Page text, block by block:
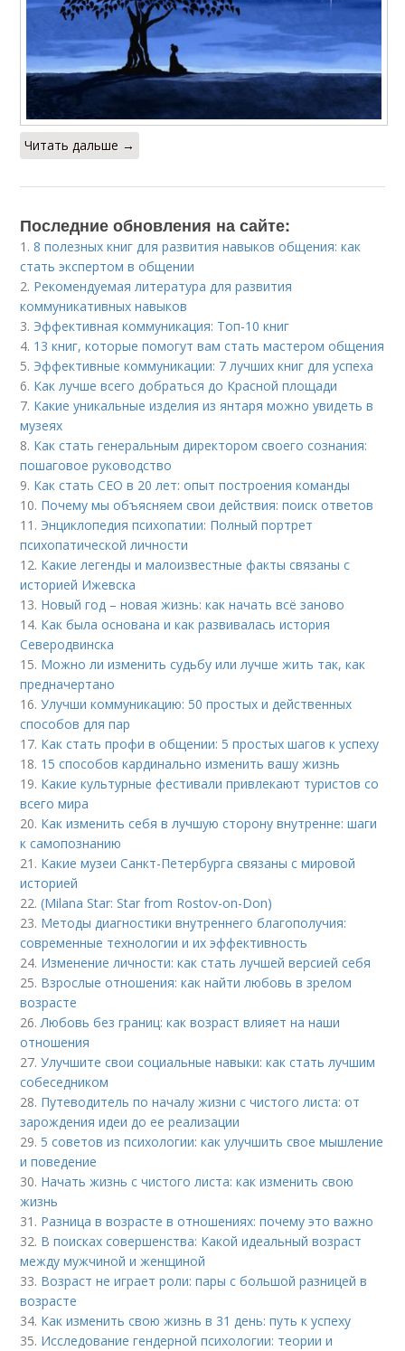
Читать дальше →
Последние обновления на сайте:
1.8 полезных книг для развития навыков общения: как
стать экспертом в общении
2. Рекомендуемая литература для развития
коммуникативных навыков
3. Эффективная коммуникация: Топ-10 книг
4. 13 книг, которые помогут вам стать мастером общения
5. Эффективные коммуникации: 7 лучших книг для успеха
6. Как лучше всего добраться до Красной площади
7. Какие уникальные изделия из янтаря можно увидеть в
музеях
8. Как стать генеральным директором своего сознания:
пошаговое руководство
9. Как стать CEO в 20 лет: опыт построения команды
10. Почему мы объясняем свои действия: поиск ответов
11. Энциклопедия психопатии: Полный портрет
психопатической личности
12. Какие легенды и малоизвестные факты связаны с
историей Ижевска
13. Новый год – новая жизнь: как начать всё заново
14. Как была основана и как развивалась история
Северодвинска
15. Можно ли изменить судьбу или лучше жить так, как
предначертано
16.Улучши коммуникацию: 50 простых и действенных
способов для пар
17. Как стать профи в общении: 5 простых шагов к успеху
18. 15 способов кардинально изменить вашу жизнь
19. Какие культурные фестивали привлекают туристов со
всего мира
20. Как изменить себя в лучшую сторону внутренне: шаги
к самопознанию
21. Какие музеи Санкт-Петербурга связаны с мировой
историей
22.(Milana Star: Star from Rostov-on-Don)
23. Методы диагностики внутреннего благополучия:
современные технологии и их эффективность
24. Изменение личности: как стать лучшей версией себя
25. Взрослые отношения: как найти любовь в зрелом
возрасте
26.Любовь без границ: как возраст влияет на наши
отношения
27.Улучшите свои социальные навыки: как стать лучшим
собеседником
28. Путеводитель по началу жизни с чистого листа: от
зарождения идеи до ее реализации
29. 5 советов из психологии: как улучшить свое мышление
и поведение
30. Начать жизнь с чистого листа: как изменить свою
жизнь
31. Разница в возрасте в отношениях: почему это важно
32. В поисках совершенства: Какой идеальный возраст
между мужчиной и женщиной
33. Возраст не играет роли: пары с большой разницей в
возрасте
34. Как изменить свою жизнь в 31 день: путь к успеху
35. Исследование гендерной психологии: теории и